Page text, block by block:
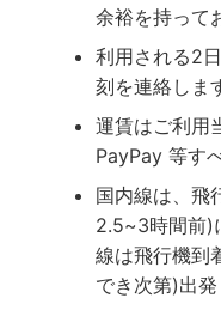
余裕を持って
利用される2
刻を連絡しま
運賃はご利用
PayPay 等す
国内線は、飛
2.5~3時間前)
線は飛行機到
でき次第)出発